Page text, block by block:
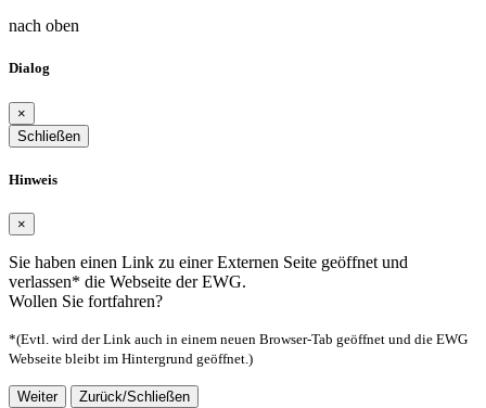
nach oben
Dialog
×
Schließen
Hinweis
×
Sie haben einen Link zu einer Externen Seite geöffnet und
verlassen* die Webseite der EWG.
Wollen Sie fortfahren?
*(Evtl. wird der Link auch in einem neuen Browser-Tab geöffnet und die EWG
Webseite bleibt im Hintergrund geöffnet.)
Weiter Zurück/Schließen